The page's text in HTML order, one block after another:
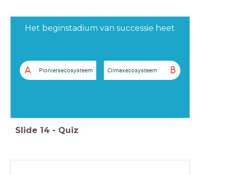
Het beginstadium van successie heet
A Pioniersecosysteem B
Climaxecosysteem
Slide 14 - Quiz